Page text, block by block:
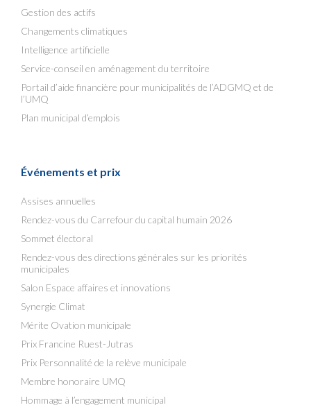
Gestion des actifs
Changements climatiques
Intelligence artificielle
Service-conseil en aménagement du territoire
Portail d’aide financière pour municipalités de l’ADGMQ et de
l’UMQ
Plan municipal d’emplois
Événements et prix
Assises annuelles
Rendez-vous du Carrefour du capital humain 2026
Sommet électoral
Rendez-vous des directions générales sur les priorités
municipales
Salon Espace affaires et innovations
Synergie Climat
Mérite Ovation municipale
Prix Francine Ruest-Jutras
Prix Personnalité de la relève municipale
Membre honoraire UMQ
Hommage à l’engagement municipal